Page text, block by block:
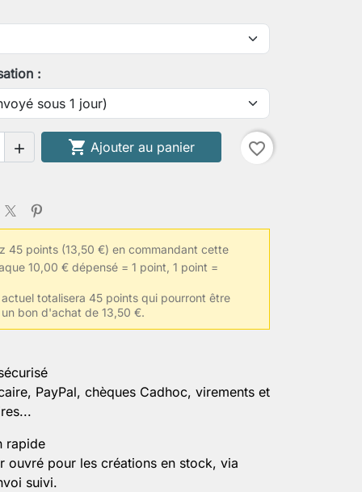
:
  Ajouter au panier favorite_border
45 points (13,50 €) en commandant cette
10,00 € dépensé = 1 point, 1 point =
totalisera 45 points qui pourront être
bon d'achat de 13,50 €.
PayPal, chèques Cadhoc, virements et
rapide
ouvré pour les créations en stock, via
suivi.